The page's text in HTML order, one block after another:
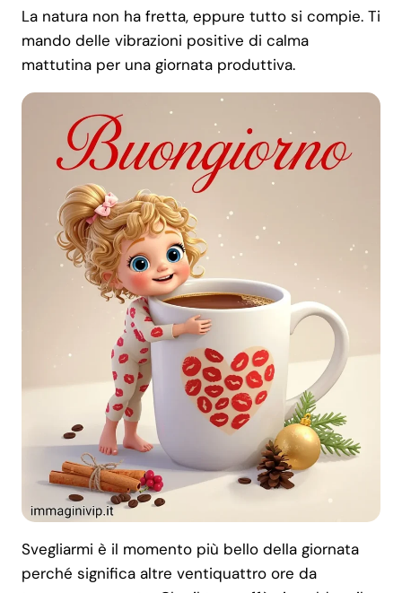
La natura non ha fretta, eppure tutto si compie. Ti
mando delle vibrazioni positive di calma
mattutina per una giornata produttiva.
Svegliarmi è il momento più bello della giornata
perché significa altre ventiquattro ore da